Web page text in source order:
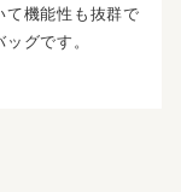
て機能性も抜群で
グです。